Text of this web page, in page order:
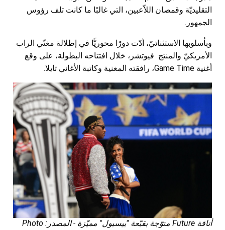
التقليديّة وقمصان اللاّعبين، التي غالبًا ما كانت تلف رؤوس
الجمهور.
وبأسلوبها الاستثنائيّ، أدّت دورًا محوريًّا في إطلالة مغنّي الراب
الأمريكيّ والمنتج فيوتشر، خلال افتتاحه البطولة، على وقع
أغنية Game Time، رافقته المغنية وكاتبة الأغاني تايلا.
أناقة Future متوّجة بقبّعة "بيسبول" مميّزة - المصدر: Photo